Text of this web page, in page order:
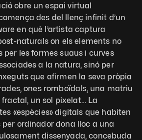
obre un espai virtual
des del llenç infinit d’un
en què l’artista captura
naturals on els elements no
per les formes suaus i curves
a la natura, sinó per
que afirmen la seva pròpia
ones romboïdals, una matriu
fractal, un sol pixelat… La
«espècies» digitals que habiten
ordinador dona lloc a una
dissenyada, concebuda